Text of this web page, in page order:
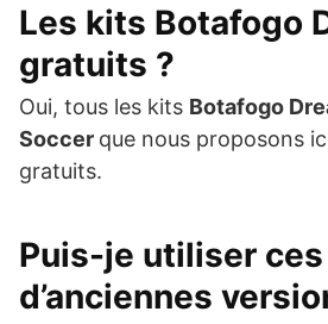
Les kits Botafogo
gratuits ?
Oui, tous les kits Botafogo
Soccer que nous proposons
gratuits.
Puis-je utiliser
d’anciennes